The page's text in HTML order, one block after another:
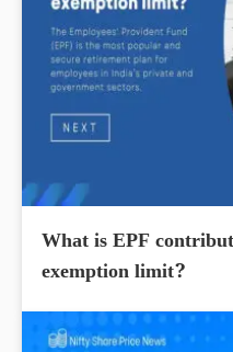
What is EPF
exemption limit?